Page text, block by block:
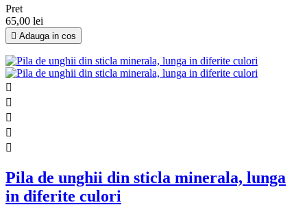
Pret
65,00 lei
 Adauga in cos





Pila de unghii din sticla minerala, lunga
in diferite culori